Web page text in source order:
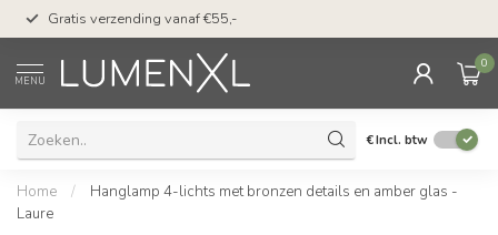
Gratis verzending vanaf €55,-
MENU
0
€Incl. btw
Home /
Hanglamp 4-lichts met bronzen details en amber glas -
Laure